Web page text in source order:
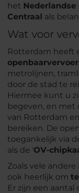
het
Centraal als
Wat voor
Rotterdam heeft
metrolijnen,
door de stad te
Hiermee kunt u
begeven, en met
van Rotterdam
bereiken. De
toegankelijk via
als de 'OV-
Zoals vele
ook heerlijk om
Er zijn een